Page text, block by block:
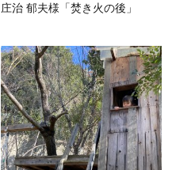
庄治 郁夫様「焚き火の後」